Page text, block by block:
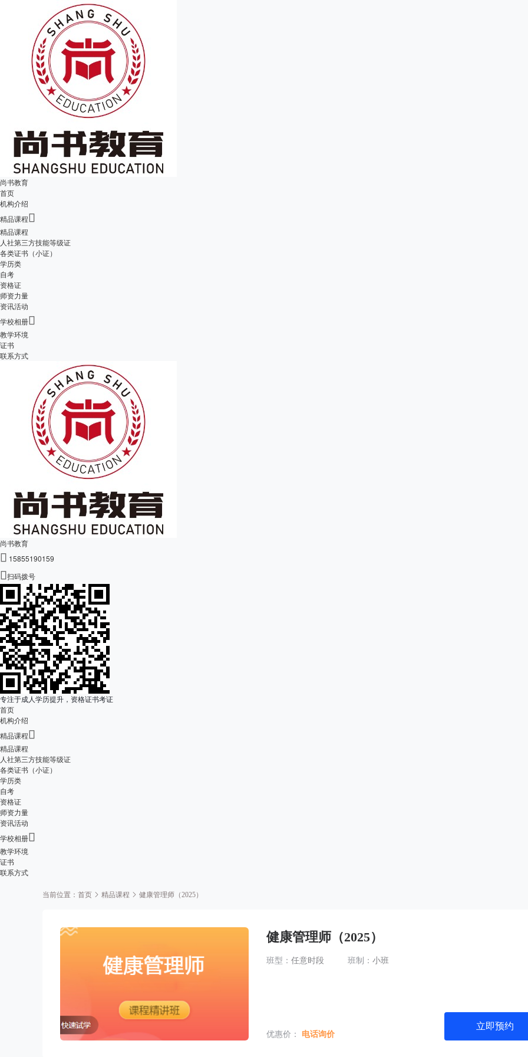
尚书教育
首页
机构介绍
精品课程
精品课程
人社第三方技能等级证
各类证书（小证）
学历类
自考
资格证
师资力量
资讯活动
学校相册
教学环境
证书
联系方式
尚书教育
 15855190159
扫码拨号
专注于成人学历提升，资格证书考证
首页
机构介绍
精品课程
精品课程
人社第三方技能等级证
各类证书（小证）
学历类
自考
资格证
师资力量
资讯活动
学校相册
教学环境
证书
联系方式
当前位置： 首页 精品课程 健康管理师（2025）
健康管理师（2025）
班型： 任意时段 班制： 小班
优惠价： 电话询价
立即预约